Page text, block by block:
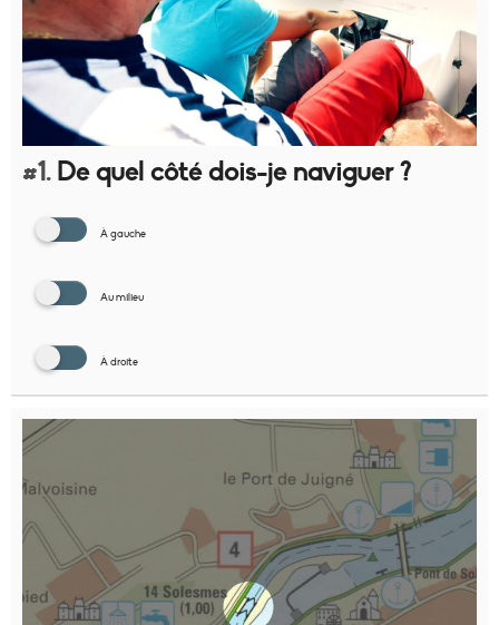
#1.De quel côté dois-je naviguer ?
À gauche
Au milieu
À droite